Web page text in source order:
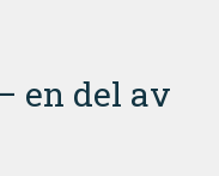
en del av